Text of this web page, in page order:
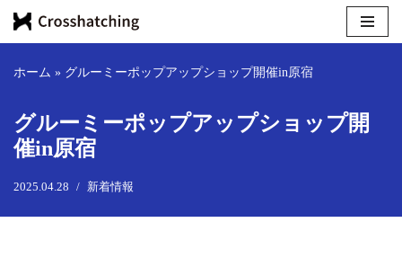
ン
ン
ツ
へ
ス
ホーム » グルーミーポップアップショップ開催in原宿
グルーミーポップアップショップ開
催in原宿
2025.04.28 新着情報